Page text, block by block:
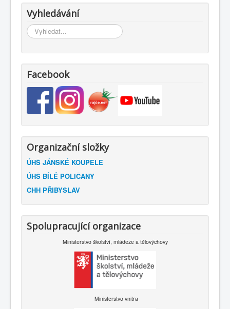
Vyhledávání
Vyhledávání...
Facebook
Organizační složky
ÚHŠ JÁNSKÉ KOUPELE
ÚHŠ BÍLÉ POLIČANY
CHH PŘIBYSLAV
Spolupracující organizace
Ministerstvo školství, mládeže a tělovýchovy
Ministerstvo vnitra